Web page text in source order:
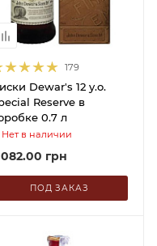
179
Dewar's 12 y.o.
Reserve в
0.7 л
Нет в наличии
082.00 грн
ПОД ЗАКАЗ